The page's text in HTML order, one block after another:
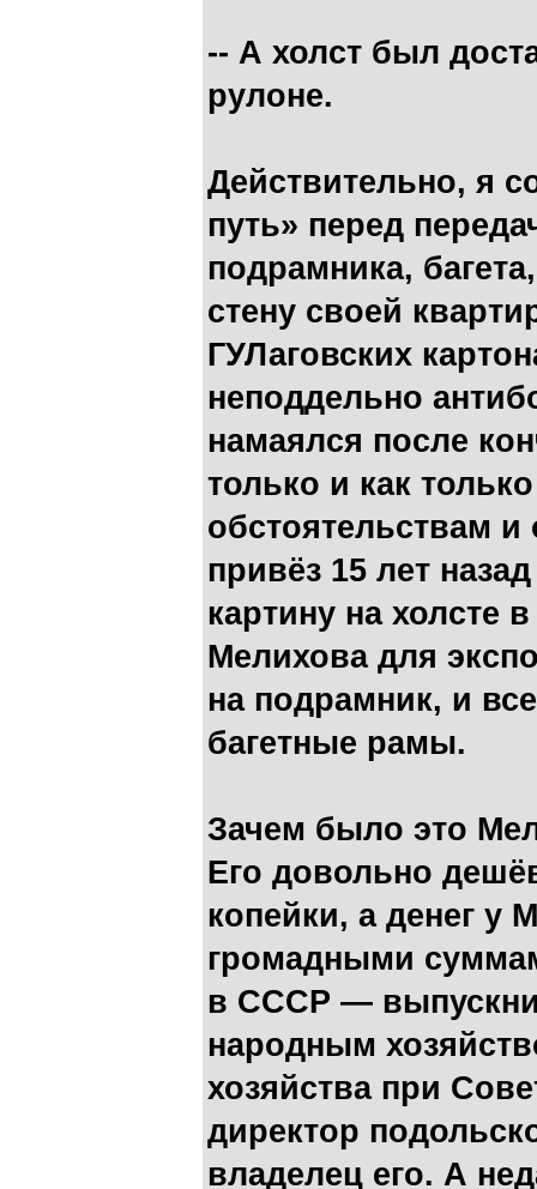
-- А холст был
рулоне.
Действительно, я
путь» перед
подрамника,
стену своей
ГУЛаговских
неподдельно
намаялся после
только и как
обстоятельствам
привёз 15 лет
картину на холсте
Мелихова для
на подрамник, и
багетные рамы.
Зачем было это
Его довольно
копейки, а денег у
громадными
в СССР —
народным
хозяйства при
директор
владелец его. А